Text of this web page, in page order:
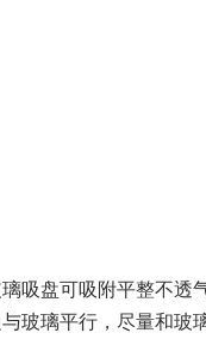
吸盘可吸附平整不透
玻璃平行，尽量和玻